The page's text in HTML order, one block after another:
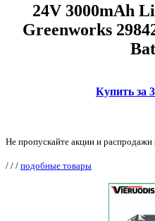
24V 3000mAh
Greenworks
Купить за
Не пропускайте акции и распродажи
/ / / подобные товары